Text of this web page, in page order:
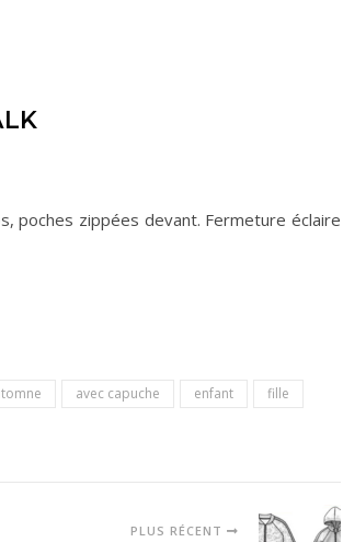
poches zippées devant. Fermeture éclaire
avec capuche enfant
fille
PLUS RÉCENT